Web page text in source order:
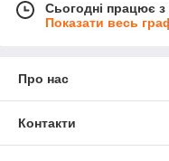
Сьогодні працює
Показати весь
Про нас
Контакти